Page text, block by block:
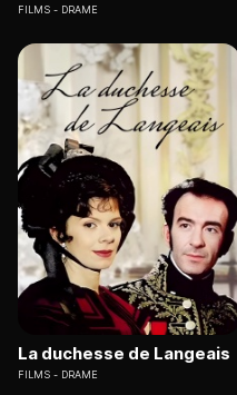
FILMS DRAME
La duchesse de Langeais
FILMS DRAME